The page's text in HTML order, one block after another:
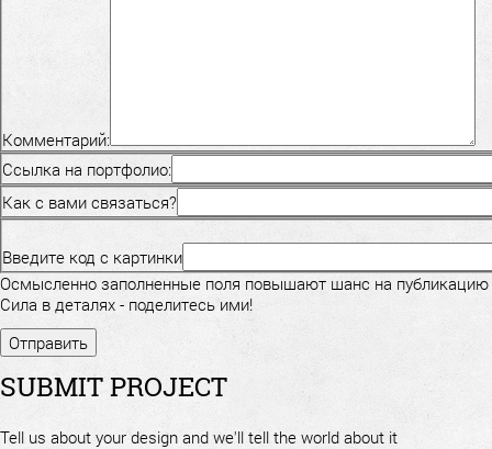
Комментарий:
Ссылка на портфолио:
Как с вами связаться?
Введите код с картинки
Осмысленно заполненные поля повышают шанс на публикацию
Сила в деталях - поделитесь ими!
SUBMIT PROJECT
Tell us about your design and we'll tell the world about it